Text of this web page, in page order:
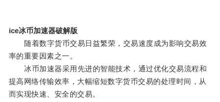
ice冰币加速器破解版
随着数字货币交易日益繁荣，交易速度成为影响交易效
率的重要因素之一。
冰币加速器采用先进的智能技术，通过优化交易流程和
提高网络传输效率，大幅缩短数字货币交易的处理时间，从
而实现快速、安全的交易。